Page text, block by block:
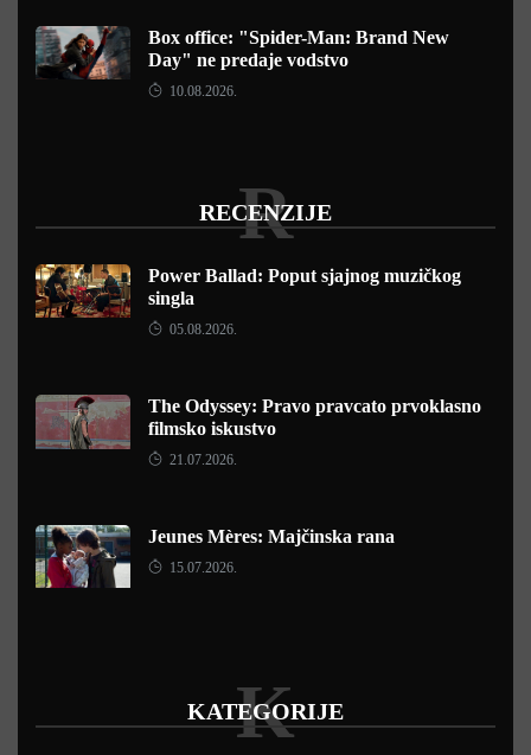
Box office: "Spider-Man: Brand New
Day" ne predaje vodstvo
10.08.2026.
RECENZIJE
R
Power Ballad: Poput sjajnog muzičkog
singla
05.08.2026.
The Odyssey: Pravo pravcato prvoklasno
filmsko iskustvo
21.07.2026.
Jeunes Mères: Majčinska rana
15.07.2026.
KATEGORIJE
K